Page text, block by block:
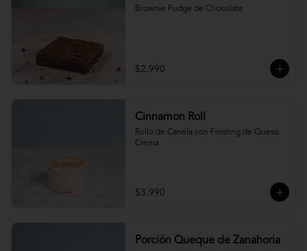
Brownie Fudge de Chocolate
$2.990
Cinnamon Roll
Rollo de Canela con Frosting de Queso
Crema
$3.990
Porción Queque de Zanahoria